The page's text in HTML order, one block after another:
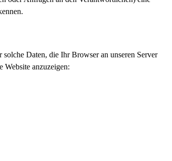
Daten, die Ihr Browser an unseren Server
Website anzuzeigen: